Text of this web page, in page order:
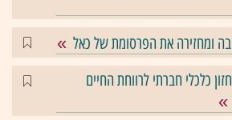
ומחזירה את הפרסומת של כאל
כלכלי חברתי לרווחת החיים